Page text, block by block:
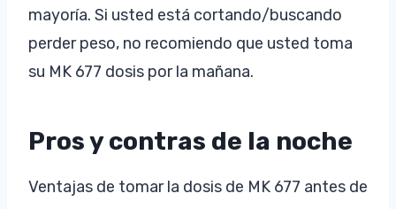
mayoría. Si usted está cortando/buscando
perder peso, no recomiendo que usted toma
su MK 677 dosis por la mañana.
Pros y contras de la noche
Ventajas de tomar la dosis de MK 677 antes de